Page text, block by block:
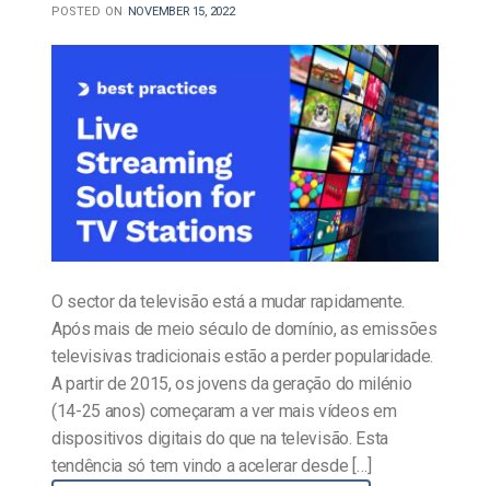
POSTED ON NOVEMBER 15, 2022
O sector da televisão está a mudar rapidamente.
Após mais de meio século de domínio, as emissões
televisivas tradicionais estão a perder popularidade.
A partir de 2015, os jovens da geração do milénio
(14-25 anos) começaram a ver mais vídeos em
dispositivos digitais do que na televisão. Esta
tendência só tem vindo a acelerar desde […]